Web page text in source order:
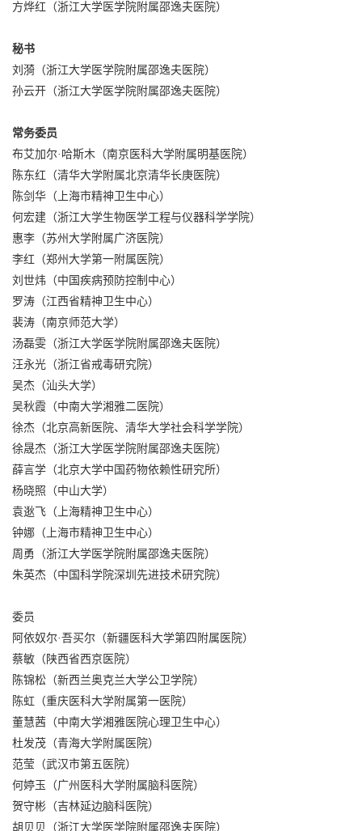
方烨红（浙江大学医学院附属邵逸夫医院）
秘书
刘漪（浙江大学医学院附属邵逸夫医院）
孙云开（浙江大学医学院附属邵逸夫医院）
常务委员
布艾加尔·哈斯木（南京医科大学附属明基医院）
陈东红（清华大学附属北京清华长庚医院）
陈剑华（上海市精神卫生中心）
何宏建（浙江大学生物医学工程与仪器科学学院）
惠李（苏州大学附属广济医院）
李红（郑州大学第一附属医院）
刘世炜（中国疾病预防控制中心）
罗涛（江西省精神卫生中心）
裴涛（南京师范大学）
汤磊雯（浙江大学医学院附属邵逸夫医院）
汪永光（浙江省戒毒研究院）
吴杰（汕头大学）
吴秋霞（中南大学湘雅二医院）
徐杰（北京高新医院、清华大学社会科学学院）
徐晟杰（浙江大学医学院附属邵逸夫医院）
薛言学（北京大学中国药物依赖性研究所）
杨晓照（中山大学）
袁逖飞（上海精神卫生中心）
钟娜（上海市精神卫生中心）
周勇（浙江大学医学院附属邵逸夫医院）
朱英杰（中国科学院深圳先进技术研究院）
委员
阿依奴尔·吾买尔（新疆医科大学第四附属医院）
蔡敏（陕西省西京医院）
陈锦松（新西兰奥克兰大学公卫学院）
陈虹（重庆医科大学附属第一医院）
董慧茜（中南大学湘雅医院心理卫生中心）
杜发茂（青海大学附属医院）
范莹（武汉市第五医院）
何婷玉（广州医科大学附属脑科医院）
贺守彬（吉林延边脑科医院）
胡贝贝（浙江大学医学院附属邵逸夫医院）